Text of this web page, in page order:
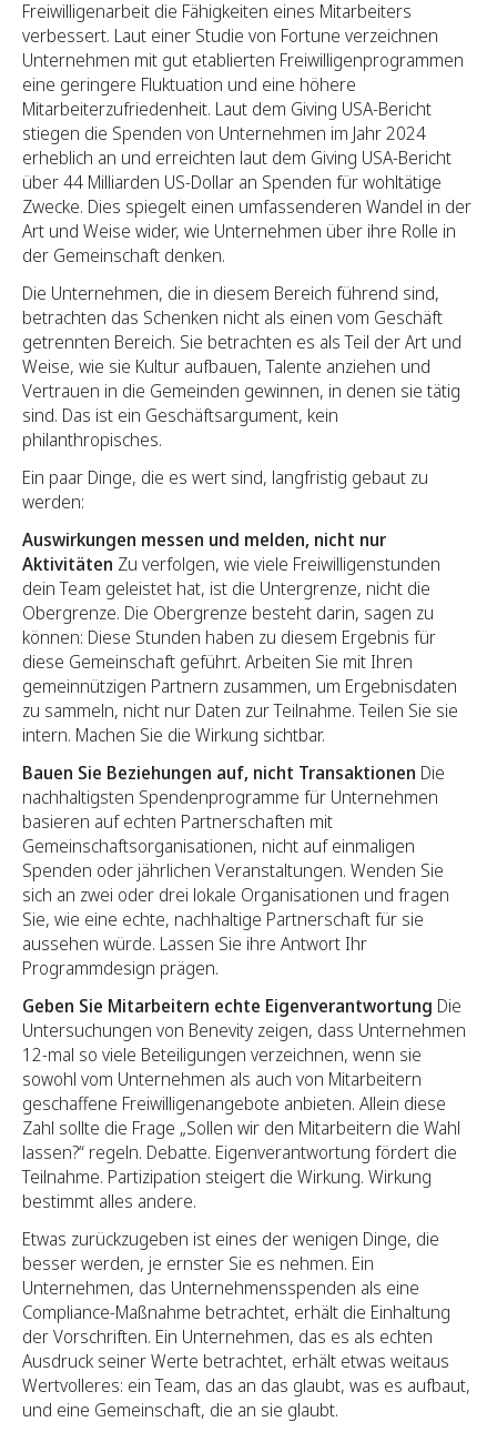
Freiwilligenarbeit die Fähigkeiten eines Mitarbeiters
verbessert. Laut einer Studie von Fortune verzeichnen
Unternehmen mit gut etablierten Freiwilligenprogrammen
eine geringere Fluktuation und eine höhere
Mitarbeiterzufriedenheit. Laut dem Giving USA-Bericht
stiegen die Spenden von Unternehmen im Jahr 2024
erheblich an und erreichten laut dem Giving USA-Bericht
über 44 Milliarden US-Dollar an Spenden für wohltätige
Zwecke. Dies spiegelt einen umfassenderen Wandel in der
Art und Weise wider, wie Unternehmen über ihre Rolle in
der Gemeinschaft denken.
Die Unternehmen, die in diesem Bereich führend sind,
betrachten das Schenken nicht als einen vom Geschäft
getrennten Bereich. Sie betrachten es als Teil der Art und
Weise, wie sie Kultur aufbauen, Talente anziehen und
Vertrauen in die Gemeinden gewinnen, in denen sie tätig
sind. Das ist ein Geschäftsargument, kein
philanthropisches.
Ein paar Dinge, die es wert sind, langfristig gebaut zu
werden:
Auswirkungen messen und melden, nicht nur
Aktivitäten Zu verfolgen, wie viele Freiwilligenstunden
dein Team geleistet hat, ist die Untergrenze, nicht die
Obergrenze. Die Obergrenze besteht darin, sagen zu
können: Diese Stunden haben zu diesem Ergebnis für
diese Gemeinschaft geführt. Arbeiten Sie mit Ihren
gemeinnützigen Partnern zusammen, um Ergebnisdaten
zu sammeln, nicht nur Daten zur Teilnahme. Teilen Sie sie
intern. Machen Sie die Wirkung sichtbar.
Bauen Sie Beziehungen auf, nicht Transaktionen Die
nachhaltigsten Spendenprogramme für Unternehmen
basieren auf echten Partnerschaften mit
Gemeinschaftsorganisationen, nicht auf einmaligen
Spenden oder jährlichen Veranstaltungen. Wenden Sie
sich an zwei oder drei lokale Organisationen und fragen
Sie, wie eine echte, nachhaltige Partnerschaft für sie
aussehen würde. Lassen Sie ihre Antwort Ihr
Programmdesign prägen.
Geben Sie Mitarbeitern echte Eigenverantwortung Die
Untersuchungen von Benevity zeigen, dass Unternehmen
12-mal so viele Beteiligungen verzeichnen, wenn sie
sowohl vom Unternehmen als auch von Mitarbeitern
geschaffene Freiwilligenangebote anbieten. Allein diese
Zahl sollte die Frage „Sollen wir den Mitarbeitern die Wahl
lassen?“ regeln. Debatte. Eigenverantwortung fördert die
Teilnahme. Partizipation steigert die Wirkung. Wirkung
bestimmt alles andere.
Etwas zurückzugeben ist eines der wenigen Dinge, die
besser werden, je ernster Sie es nehmen. Ein
Unternehmen, das Unternehmensspenden als eine
Compliance-Maßnahme betrachtet, erhält die Einhaltung
der Vorschriften. Ein Unternehmen, das es als echten
Ausdruck seiner Werte betrachtet, erhält etwas weitaus
Wertvolleres: ein Team, das an das glaubt, was es aufbaut,
und eine Gemeinschaft, die an sie glaubt.